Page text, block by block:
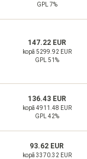
GPL 7%
147.22 EUR
kopā 5299.92 EUR
GPL 51%
136.43 EUR
kopā 4911.48 EUR
GPL 42%
93.62 EUR
kopā 3370.32 EUR